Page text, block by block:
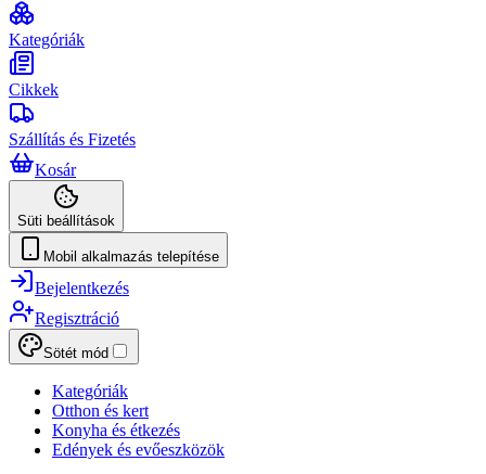
Kategóriák
Cikkek
Szállítás és Fizetés
Kosár
Süti beállítások
Mobil alkalmazás telepítése
Bejelentkezés
Regisztráció
Sötét mód
Kategóriák
Otthon és kert
Konyha és étkezés
Edények és evőeszközök